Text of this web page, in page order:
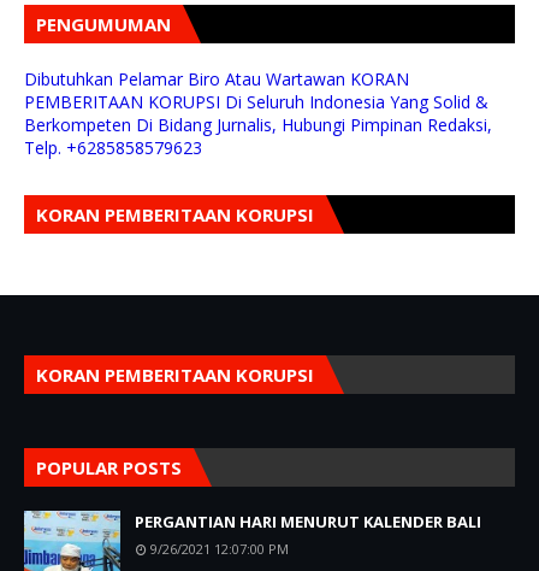
PENGUMUMAN
Dibutuhkan Pelamar Biro Atau Wartawan KORAN
PEMBERITAAN KORUPSI Di Seluruh Indonesia Yang Solid &
Berkompeten Di Bidang Jurnalis, Hubungi Pimpinan Redaksi,
Telp. +6285858579623
KORAN PEMBERITAAN KORUPSI
KORAN PEMBERITAAN KORUPSI
POPULAR POSTS
PERGANTIAN HARI MENURUT KALENDER BALI
9/26/2021 12:07:00 PM